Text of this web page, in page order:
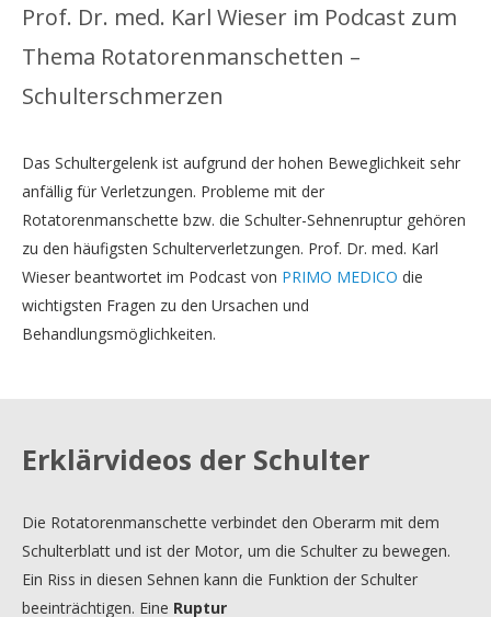
Prof. Dr. med. Karl Wieser im Podcast zum
Thema Rotatorenmanschetten –
Schulterschmerzen
Das Schultergelenk ist aufgrund der hohen Beweglichkeit sehr
anfällig für Verletzungen. Probleme mit der
Rotatorenmanschette bzw. die Schulter-Sehnenruptur gehören
zu den häufigsten Schulterverletzungen. Prof. Dr. med. Karl
Wieser beantwortet im Podcast von PRIMO MEDICO die
wichtigsten Fragen zu den Ursachen und
Behandlungsmöglichkeiten.
Erklärvideos der Schulter
Die Rotatorenmanschette verbindet den Oberarm mit dem
Schulterblatt und ist der Motor, um die Schulter zu bewegen.
Ein Riss in diesen Sehnen kann die Funktion der Schulter
beeinträchtigen. Eine Ruptur